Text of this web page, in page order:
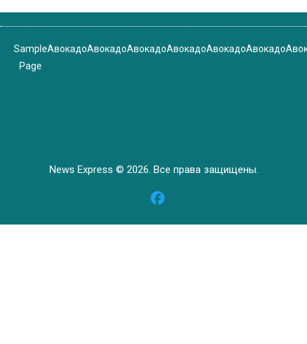
Sample
Page
АвокадоАвокадоАвокадоАвокадоАвокадоАвокадо
News Express © 2026. Все права защищены.